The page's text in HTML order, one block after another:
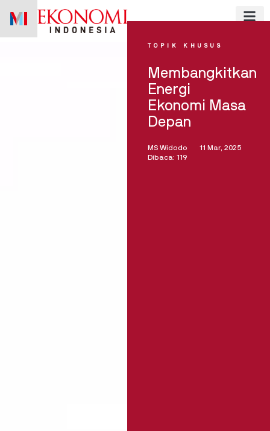
TOPIK KHUSUS
Membangkitkan
Energi
Ekonomi Masa
Depan
MS Widodo
11 Mar, 2025
Dibaca: 119